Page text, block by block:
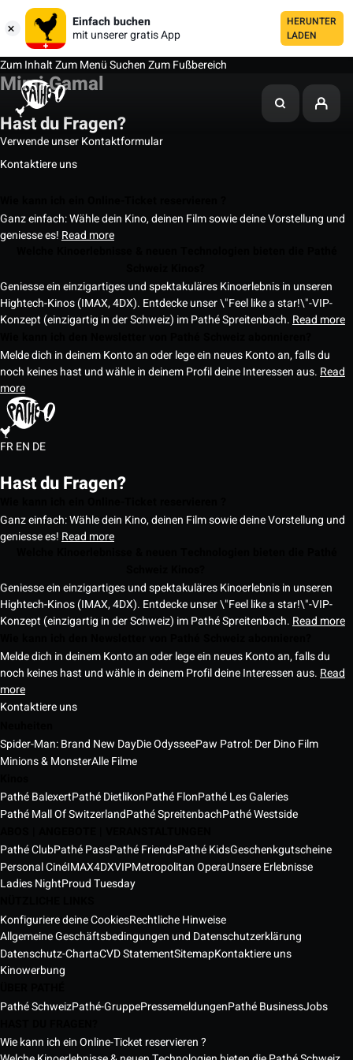
Einfach buchen
mit unserer gratis App
HERUNTER
LADEN
Zum InhaltZum MenüSuchenZum Fußbereich
Mimi Gamal
Hast du Fragen?
Verwende unser Kontaktformular
Kontaktiere uns
Ganz einfach: Wähle dein Kino, deinen Film sowie deine Vorstellung und
geniesse es! Read more
Geniesse ein einzigartiges und spektakuläres Kinoerlebnis in unseren
Hightech-Kinos (IMAX, 4DX). Entdecke unser \"Feel like a star!\"-VIP-
Konzept (einzigartig in der Schweiz) im Pathé Spreitenbach. Read more
Melde dich in deinem Konto an oder lege ein neues Konto an, falls du
noch keines hast und wähle in deinem Profil deine Interessen aus. Read
more
FREN DE
Hast du Fragen?
Ganz einfach: Wähle dein Kino, deinen Film sowie deine Vorstellung und
geniesse es! Read more
Geniesse ein einzigartiges und spektakuläres Kinoerlebnis in unseren
Hightech-Kinos (IMAX, 4DX). Entdecke unser \"Feel like a star!\"-VIP-
Konzept (einzigartig in der Schweiz) im Pathé Spreitenbach. Read more
Melde dich in deinem Konto an oder lege ein neues Konto an, falls du
noch keines hast und wähle in deinem Profil deine Interessen aus. Read
more
Kontaktiere uns
Spider-Man: Brand New DayDie OdysseePaw Patrol: Der Dino Film
Minions & MonsterAlle Filme
Pathé BalexertPathé DietlikonPathé FlonPathé Les Galeries
Pathé Mall Of SwitzerlandPathé SpreitenbachPathé Westside
Pathé ClubPathé PassPathé FriendsPathé KidsGeschenkgutscheine
Personal CinéIMAX4DXVIPMetropolitan OperaUnsere Erlebnisse
Ladies NightProud Tuesday
Konfiguriere deine CookiesRechtliche Hinweise
Allgemeine Geschäftsbedingungen und Datenschutzerklärung
Datenschutz-ChartaCVD StatementSitemapKontaktiere uns
Kinowerbung
Pathé SchweizPathé-GruppePressemeldungenPathé BusinessJobs
Wie kann ich ein Online-Ticket reservieren ?